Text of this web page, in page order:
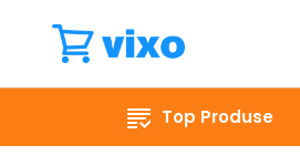
Top Produse